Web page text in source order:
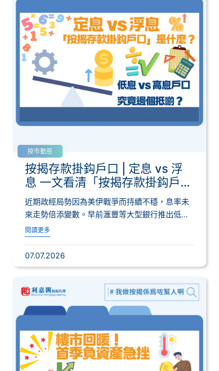
按市動態
按揭存款掛鈎戶口 | 定息 vs 浮
息 一文看清「按揭存款掛鈎戶
口」對供樓支出的影響
近期政經局勢因為美伊戰爭而持續不穩，息率未
來走勢倍添變數。早前滙豐等大型銀行推出低至
2.7...
閱讀更多
07.07.2026